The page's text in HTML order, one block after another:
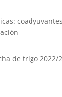
de trigo 2022/